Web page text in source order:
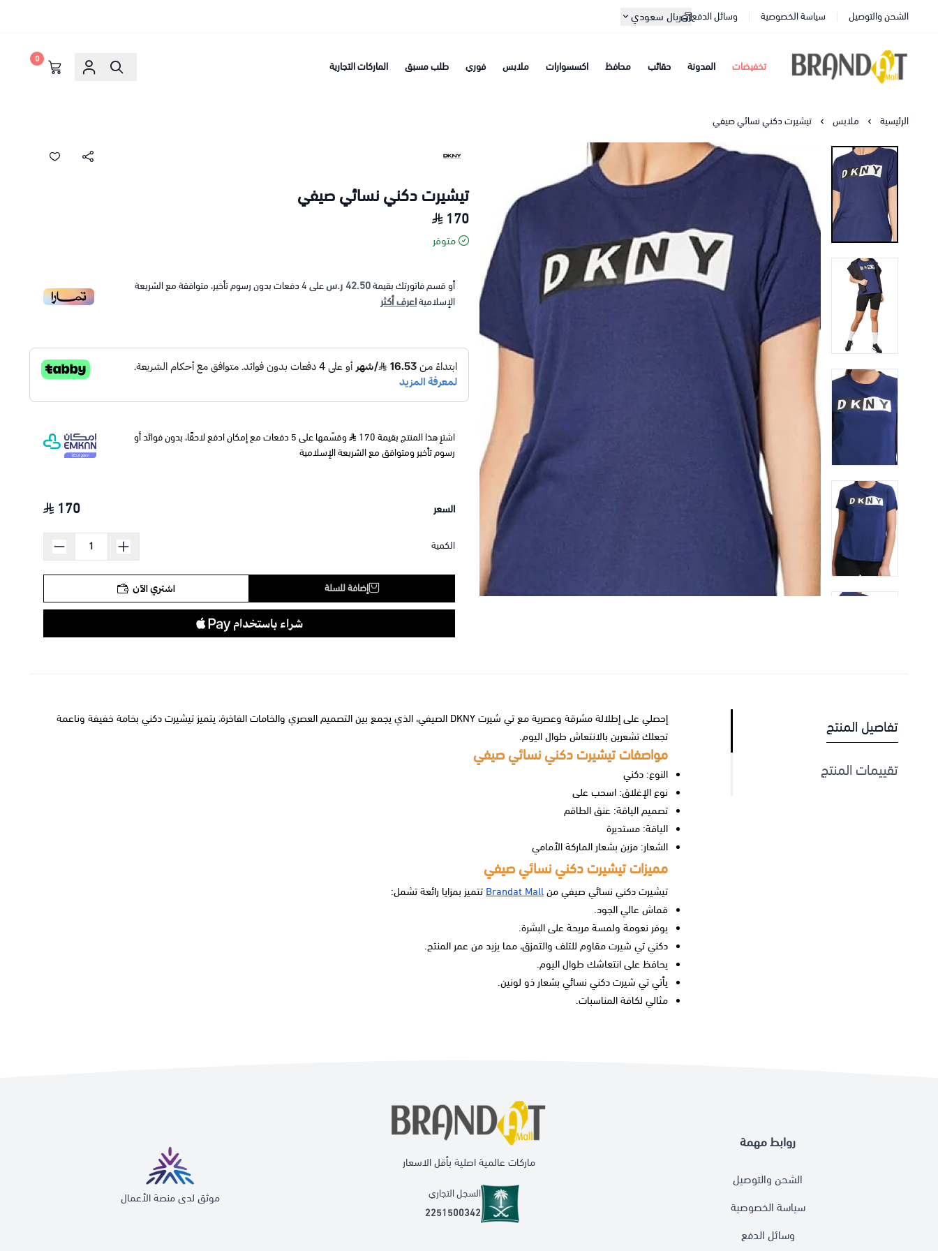
الشحن والتوصيل سياسة الخصوصية وسائل الدفع ريال سعودي
براندات مول تخفيضات المدونة حقائب محافظ اكسسوارات ملابس فوري طلب مسبق الماركات التجارية
0
الرئيسية ملابس تيشيرت دكني نسائي صيفي
تيشيرت دكني نسائي صيفي
170
متوفر
أو قسم فاتورتك بقيمة42.50 ر.س على4دفعات بدون رسوم تأخير، متوافقة مع الشريعة
الإسلاميةاعرف أكثر
اشترِ هذا المنتج بقيمة 170
وقسّمها على 5 دفعات مع إمكان ادفع لاحقًا، بدون فوائد أو
رسوم تأخير ومتوافق مع الشريعة الإسلامية
السعر 170
الكمية
إضافة للسلة اشتري الآن
تفاصيل المنتج
تقييمات المنتج
إحصلي على إطلالة مشرقة وعصرية مع تي شيرت DKNY الصيفي، الذي يجمع بين التصميم العصري والخامات الفاخرة، يتميز تيشيرت دكني بخامة خفيفة وناعمة
تجعلك تشعرين بالانتعاش طوال اليوم.
مواصفات تيشيرت دكني نسائي صيفي
النوع: دكني
نوع الإغلاق: اسحب على
تصميم الياقة: عنق الطاقم
الياقة: مستديرة
الشعار: مزين بشعار الماركة الأمامي
مميزات تيشيرت دكني نسائي صيفي
تيشيرت دكني نسائي صيفي منBrandat Mall تتميز بمزايا رائعة تشمل:
قماش عالي الجود.
يوفر نعومة ولمسة مريحة على البشرة.
دكني تي شيرتمقاوم للتلف والتمزق، مما يزيد من عمر المنتج.
يحافظ على انتعاشك طوال اليوم.
يأتيتي شيرت دكني نسائي بشعار ذو لونين.
مثالي لكافة المناسبات.
روابط مهمة
الشحن والتوصيل
سياسة الخصوصية
وسائل الدفع
ماركات عالمية اصلية بأقل الاسعار
السجل التجاري
2251500342
موثق لدى منصة الأعمال